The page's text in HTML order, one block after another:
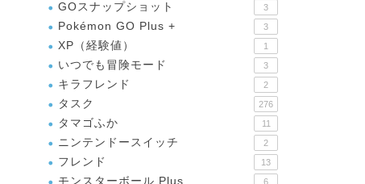
GOスナップショット 3
Pokémon GO Plus + 3
XP（経験値） 1
いつでも冒険モード 3
キラフレンド 2
タスク 276
タマゴふか 11
ニンテンドースイッチ 2
フレンド 13
モンスターボール Plus 6